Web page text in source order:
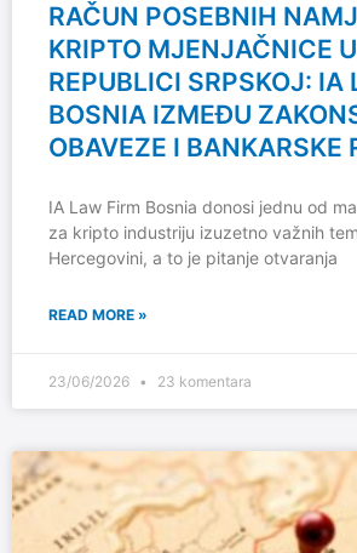
RAČUN POSEBNIH
KRIPTO MJENJAČNICE U
REPUBLICI SRPSKOJ: IA
BOSNIA IZMEĐU
OBAVEZE I BANKARSKE
IA Law Firm Bosnia donosi jednu od
za kripto industriju izuzetno važnih
Hercegovini, a to je pitanje otvaranja
READ MORE »
23/06/2026 23 komentara